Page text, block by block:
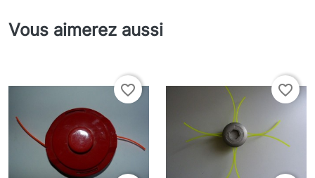
Vous aimerez aussi
favorite_border favorite_border